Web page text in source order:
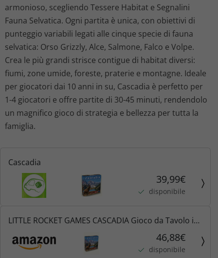
armonioso, scegliendo Tessere Habitat e Segnalini
Fauna Selvatica. Ogni partita è unica, con obiettivi di
punteggio variabili legati alle cinque specie di fauna
selvatica: Orso Grizzly, Alce, Salmone, Falco e Volpe.
Crea le più grandi strisce contigue di habitat diversi:
fiumi, zone umide, foreste, praterie e montagne. Ideale
per giocatori dai 10 anni in su, Cascadia è perfetto per
1-4 giocatori e offre partite di 30-45 minuti, rendendolo
un magnifico gioco di strategia e bellezza per tutta la
famiglia.
Cascadia
39,99€
disponibile
LITTLE ROCKET GAMES CASCADIA Gioco da Tavolo in
46,88€
disponibile